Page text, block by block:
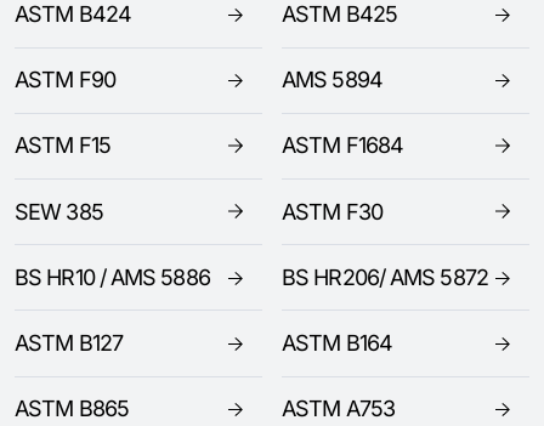
ASTM B424 ASTM B425
ASTM F90 AMS 5894
ASTM F15 ASTM F1684
SEW 385 ASTM F30
BS HR10 / AMS 5886 BS HR206/ AMS 5872
ASTM B127 ASTM B164
ASTM B865 ASTM A753